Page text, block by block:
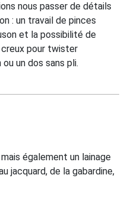
nous passer de détails
: un travail de pinces
et la possibilité de
creux pour twister
un dos sans pli.
mais également un lainage
jacquard, de la gabardine,